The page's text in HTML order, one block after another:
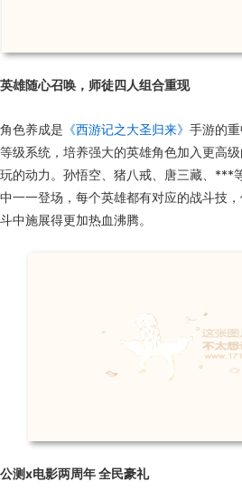
英雄随心召唤，师徒四人组合重现
角色养成是 《西游记之大圣归来》 手游的
等级系统，培养强大的英雄角色加入更高
玩的动力。孙悟空、猪八戒、唐三藏、***
中一一登场，每个英雄都有对应的战斗技
斗中施展得更加热血沸腾。
公测x电影两周年 全民豪礼